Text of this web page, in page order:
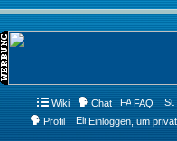
Wiki Chat FAQ
Profil
Einloggen, um